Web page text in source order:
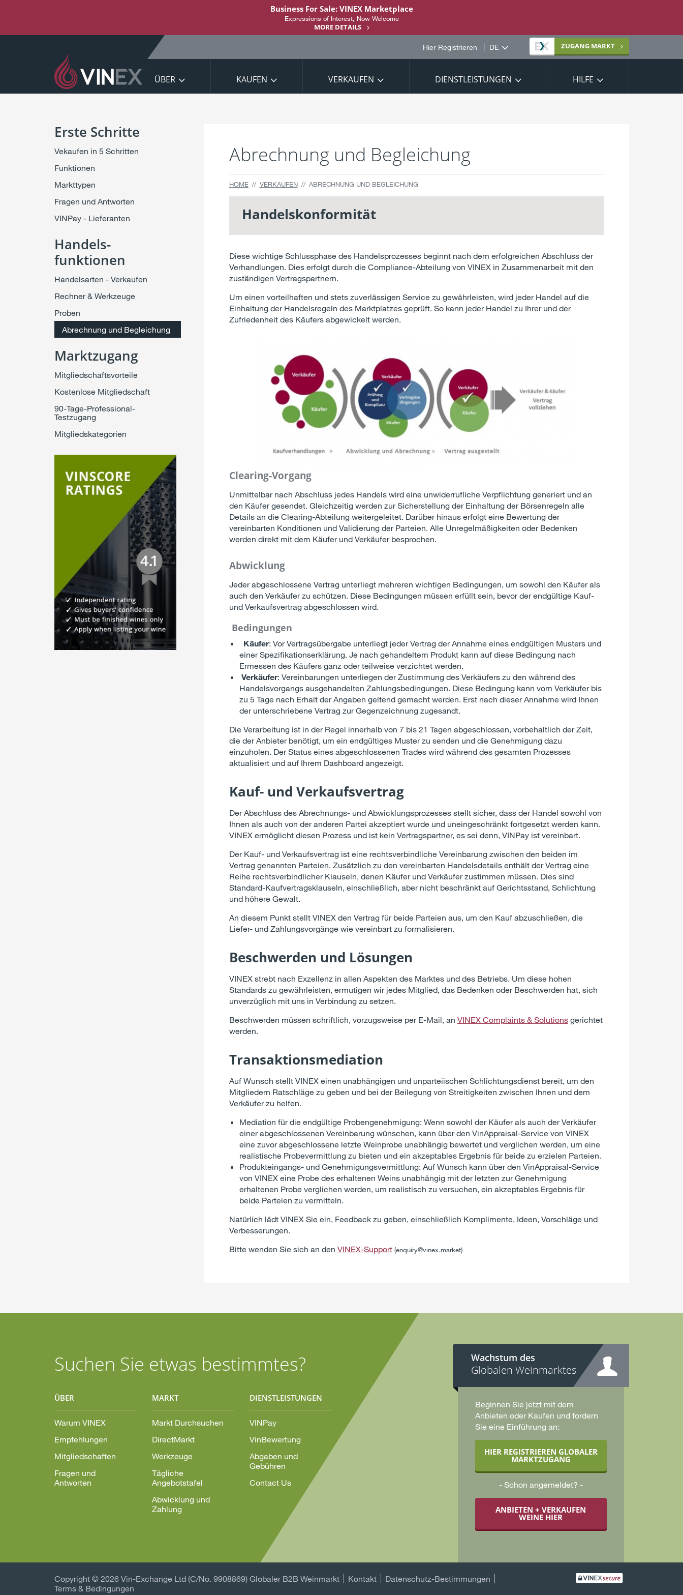
p
n
Business For Sale: VINEX Marketplace
Expressions of Interest, Now Welcome
MORE DETAILS
Site
language
ZUGANG MARKT
ÜBER KAUFEN VERKAUFEN DIENSTLEISTUNGEN HILFE
Hier Registrieren
Abrechnung und Begleichung
HOME VERKAUFEN ABRECHNUNG UND BEGLEICHUNG
Handelskonformität
Diese wichtige Schlussphase des Handelsprozesses beginnt nach dem erfolgreichen Abschluss der
Verhandlungen. Dies erfolgt durch die Compliance-Abteilung von VINEX in Zusammenarbeit mit den
zuständigen Vertragspartnern.
Um einen vorteilhaften und stets zuverlässigen Service zu gewährleisten, wird jeder Handel auf die
Einhaltung der Handelsregeln des Marktplatzes geprüft. So kann jeder Handel zu Ihrer und der
Zufriedenheit des Käufers abgewickelt werden.
Clearing-Vorgang
Unmittelbar nach Abschluss jedes Handels wird eine unwiderrufliche Verpflichtung generiert und an
den Käufer gesendet. Gleichzeitig werden zur Sicherstellung der Einhaltung der Börsenregeln alle
Details an die Clearing-Abteilung weitergeleitet. Darüber hinaus erfolgt eine Bewertung der
vereinbarten Konditionen und Validierung der Parteien. Alle Unregelmäßigkeiten oder Bedenken
werden direkt mit dem Käufer und Verkäufer besprochen.
Abwicklung
Jeder abgeschlossene Vertrag unterliegt mehreren wichtigen Bedingungen, um sowohl den Käufer als
auch den Verkäufer zu schützen. Diese Bedingungen müssen erfüllt sein, bevor der endgültige Kauf-
und Verkaufsvertrag abgeschlossen wird.
Bedingungen
Käufer: Vor Vertragsübergabe unterliegt jeder Vertrag der Annahme eines endgültigen Musters und
einer Spezifikationserklärung. Je nach gehandeltem Produkt kann auf diese Bedingung nach
Ermessen des Käufers ganz oder teilweise verzichtet werden.
Verkäufer: Vereinbarungen unterliegen der Zustimmung des Verkäufers zu den während des
Handelsvorgangs ausgehandelten Zahlungsbedingungen. Diese Bedingung kann vom Verkäufer bis
zu 5 Tage nach Erhalt der Angaben geltend gemacht werden. Erst nach dieser Annahme wird Ihnen
der unterschriebene Vertrag zur Gegenzeichnung zugesandt.
Die Verarbeitung ist in der Regel innerhalb von 7 bis 21 Tagen abgeschlossen, vorbehaltlich der Zeit,
die der Anbieter benötigt, um ein endgültiges Muster zu senden und die Genehmigung dazu
einzuholen. Der Status eines abgeschlossenen Trades wird während des gesamten Prozesses
aktualisiert und auf Ihrem Dashboard angezeigt.
Kauf- und Verkaufsvertrag
Der Abschluss des Abrechnungs- und Abwicklungsprozesses stellt sicher, dass der Handel sowohl von
Ihnen als auch von der anderen Partei akzeptiert wurde und uneingeschränkt fortgesetzt werden kann.
VINEX ermöglicht diesen Prozess und ist kein Vertragspartner, es sei denn, VINPay ist vereinbart.
Der Kauf- und Verkaufsvertrag ist eine rechtsverbindliche Vereinbarung zwischen den beiden im
Vertrag genannten Parteien. Zusätzlich zu den vereinbarten Handelsdetails enthält der Vertrag eine
Reihe rechtsverbindlicher Klauseln, denen Käufer und Verkäufer zustimmen müssen. Dies sind
Standard-Kaufvertragsklauseln, einschließlich, aber nicht beschränkt auf Gerichtsstand, Schlichtung
und höhere Gewalt.
An diesem Punkt stellt VINEX den Vertrag für beide Parteien aus, um den Kauf abzuschließen, die
Liefer- und Zahlungsvorgänge wie vereinbart zu formalisieren.
Beschwerden und Lösungen
VINEX strebt nach Exzellenz in allen Aspekten des Marktes und des Betriebs. Um diese hohen
Standards zu gewährleisten, ermutigen wir jedes Mitglied, das Bedenken oder Beschwerden hat, sich
unverzüglich mit uns in Verbindung zu setzen.
Beschwerden müssen schriftlich, vorzugsweise per E-Mail, an VINEX Complaints & Solutionsgerichtet
werden.
Transaktionsmediation
Auf Wunsch stellt VINEX einen unabhängigen und unparteiischen Schlichtungsdienst bereit, um den
Mitgliedern Ratschläge zu geben und bei der Beilegung von Streitigkeiten zwischen Ihnen und dem
Verkäufer zu helfen.
Mediation für die endgültige Probengenehmigung: Wenn sowohl der Käufer als auch der Verkäufer
einer abgeschlossenen Vereinbarung wünschen, kann über den VinAppraisal-Service von VINEX
eine zuvor abgeschlossene letzte Weinprobe unabhängig bewertet und verglichen werden, um eine
realistische Probevermittlung zu bieten und ein akzeptables Ergebnis für beide zu erzielen Parteien.
Produkteingangs- und Genehmigungsvermittlung: Auf Wunsch kann über den VinAppraisal-Service
von VINEX eine Probe des erhaltenen Weins unabhängig mit der letzten zur Genehmigung
erhaltenen Probe verglichen werden, um realistisch zu versuchen, ein akzeptables Ergebnis für
beide Parteien zu vermitteln.
Natürlich lädt VINEX Sie ein, Feedback zu geben, einschließlich Komplimente, Ideen, Vorschläge und
Verbesserungen.
Bitte wenden Sie sich an den VINEX-Support(enquiry@vinex.market)
Erste Schritte
Vekaufen in 5 Schritten
Funktionen
Markttypen
Fragen und Antworten
VINPay - Lieferanten
Handels-
funktionen
Handelsarten - Verkaufen
Rechner & Werkzeuge
Proben
Abrechnung und Begleichung
Marktzugang
Mitgliedschaftsvorteile
Kostenlose Mitgliedschaft
90-Tage-Professional-
Testzugang
Mitgliedskategorien
Suchen Sie etwas bestimmtes?
ÜBER
Warum VINEX
Empfehlungen
Mitgliedschaften
Fragen und
Antworten
MARKT
Markt Durchsuchen
DirectMarkt
Werkzeuge
Tägliche
Angebotstafel
Abwicklung und
Zahlung
DIENSTLEISTUNGEN
VINPay
VinBewertung
Abgaben und
Gebühren
Contact Us
Wachstum des
Globalen Weinmarktes
Beginnen Sie jetzt mit dem
Anbieten oder Kaufen und fordern
Sie eine Einführung an:
HIER REGISTRIEREN GLOBALER
MARKTZUGANG
Schon angemeldet?
ANBIETEN + VERKAUFEN
WEINE HIER
Copyright © 2026 Vin-Exchange Ltd (C/No. 9908869) Globaler B2B Weinmarkt Kontakt
Datenschutz-Bestimmungen
Terms & Bedingungen